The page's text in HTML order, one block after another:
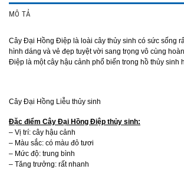
MÔ TẢ
Cây Đại Hồng Điệp là loài cây thủy sinh có sức sống
hình dáng và vẻ đẹp tuyệt vời sang trọng vô cùng
Điệp là một cây hậu cảnh phổ biến trong hồ thủy sinh
Cây Đại Hồng Liễu thủy sinh
Đặc điểm Cây Đại Hồng Điệp thủy sinh:
– Vị trí: cây hậu cảnh
– Màu sắc: có màu đỏ tươi
– Mức độ: trung bình
– Tăng trưởng: rất nhanh